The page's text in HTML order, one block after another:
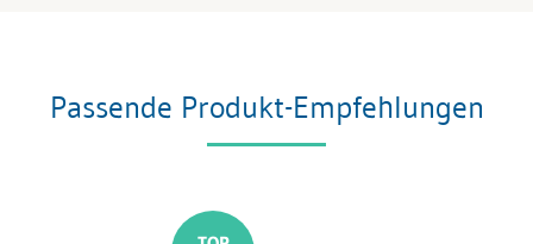
Passende Produkt-Empfehlungen